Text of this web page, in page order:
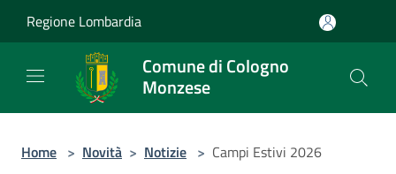
Regione Lombardia
Comune di Cologno
Monzese
Home > Novità > Notizie > Campi Estivi 2026